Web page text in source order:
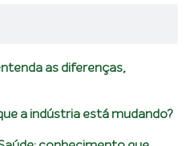
as diferenças,
a indústria está mudando?